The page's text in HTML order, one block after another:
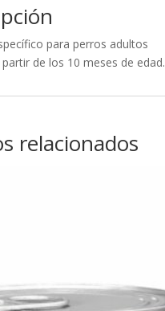
para perros adultos
de los 10 meses de edad.
relacionados